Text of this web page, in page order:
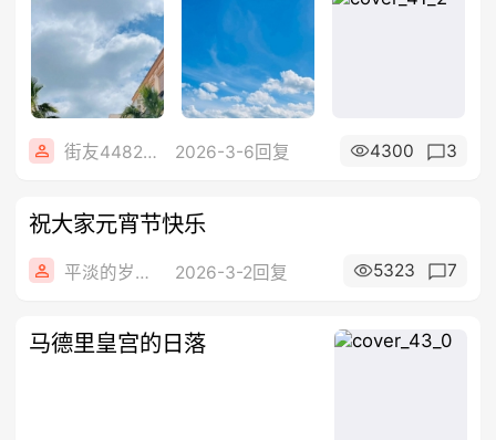
街友44824488 2026-3-6回复 4300 3
祝大家元宵节快乐
平淡的岁月静好 2026-3-2回复 5323 7
马德里皇宫的日落